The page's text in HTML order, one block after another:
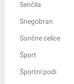
Senčila
Snegobran
Sončne celice
Šport
Športni podi